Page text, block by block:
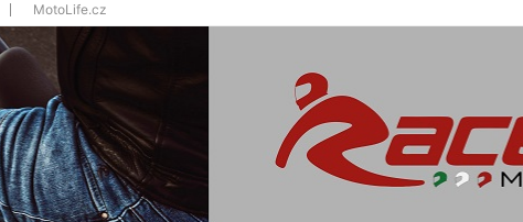
MotoLife.cz